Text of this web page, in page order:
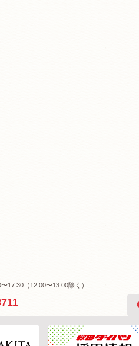
17:30（12:00〜13:00除く）